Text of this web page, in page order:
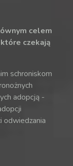
celem
czekają
schroniskom
adopcją -
odwiedzania